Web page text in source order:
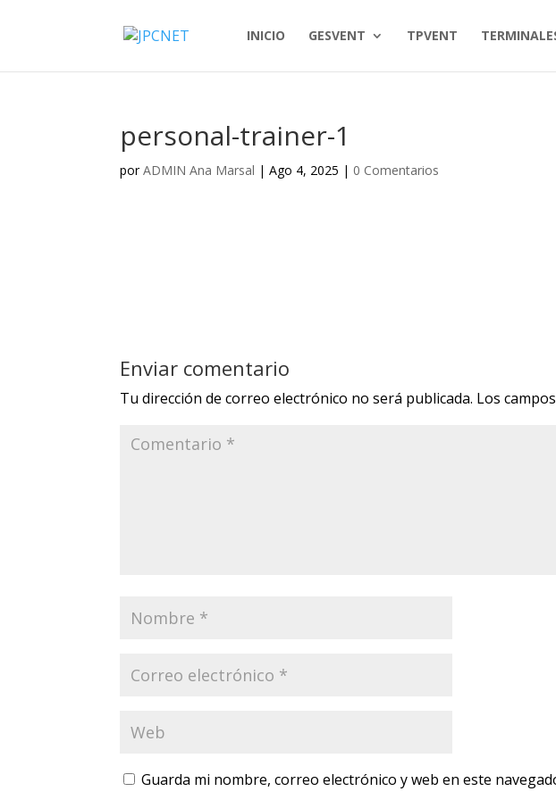
INICIO GESVENT TPVENT
personal-trainer-1
porADMIN Ana Marsal |Ago 4, 2025 | 0 Comentarios
Enviar comentario
Tu dirección de correo electrónico no será publicada. Los
Guarda mi nombre, correo electrónico y web en este